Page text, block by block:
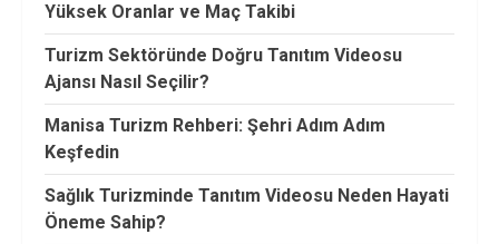
Yüksek Oranlar ve Maç Takibi
Turizm Sektöründe Doğru Tanıtım Videosu
Ajansı Nasıl Seçilir?
Manisa Turizm Rehberi: Şehri Adım Adım
Keşfedin
Sağlık Turizminde Tanıtım Videosu Neden Hayati
Öneme Sahip?